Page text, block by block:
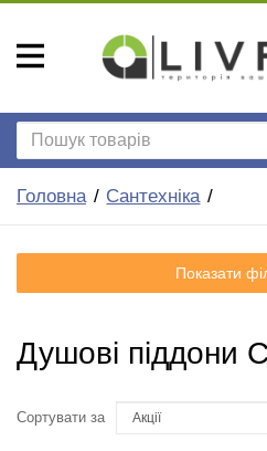
Головна Сантехніка
Показати
Душові піддони
Сортувати за